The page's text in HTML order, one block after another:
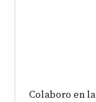
Colaboro en la